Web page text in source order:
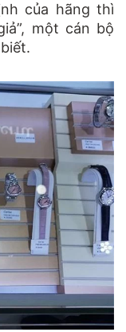
của hãng thì
một cán bộ